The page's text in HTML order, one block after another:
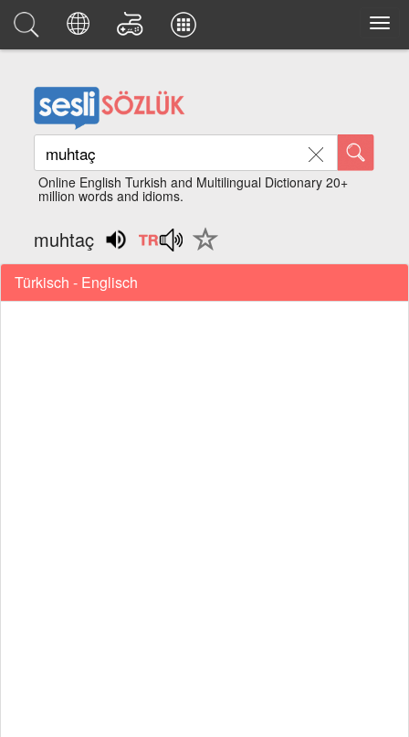
Online English Turkish and Multilingual Dictionary 20+
million words and idioms.
muhtaç
Türkisch - Englisch